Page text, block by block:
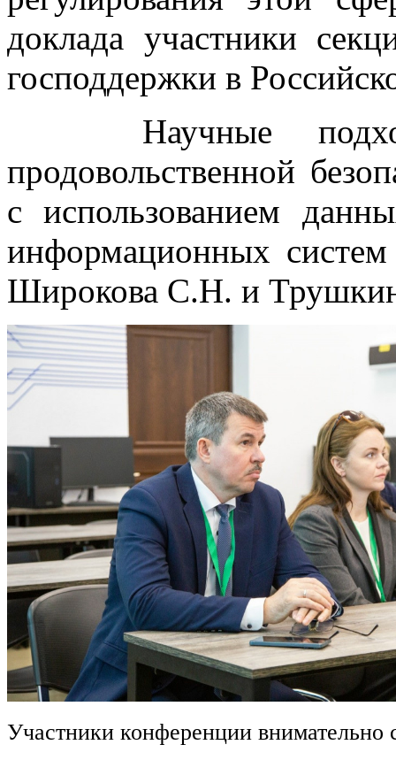
доклада участники
господдержки в
Научные
продовольственной
с использованием
информационных
Широкова С.Н. и
Участники конференции